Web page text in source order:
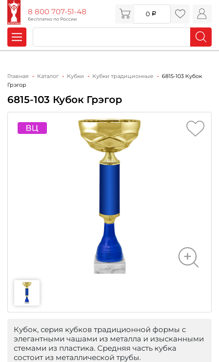
8 800 707-51-48
бесплатно по России
0
Главная Каталог Кубки Кубки традиционные
6815-103 Кубок
Грэгор
6815-103 Кубок Грэгор
Кубок, серия кубков традиционной формы с
элегантными чашами из металла и изысканными
стемами из пластика. Средняя часть кубка
состоит из металлической трубы.